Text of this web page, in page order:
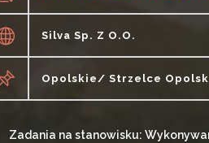
Silva Sp. Z O.o.
Opolskie/ Strzelce
Zadania na stanowisku: